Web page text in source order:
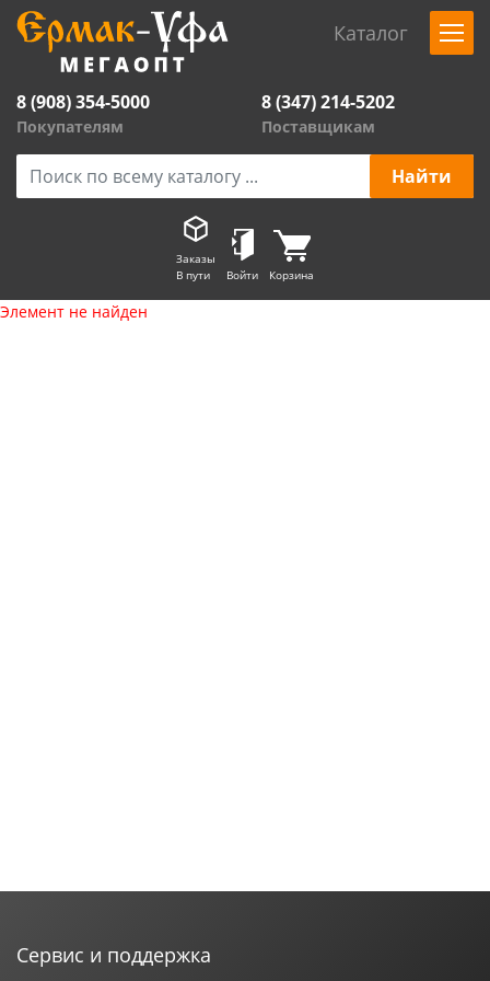
Каталог
8 (908) 354-5000
Покупателям
8 (347) 214-5202
Поставщикам
Заказы
В пути
Войти Корзина
Элемент не найден
Сервис и поддержка